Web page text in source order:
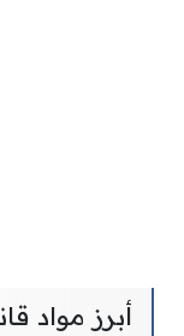
أبرز مواد